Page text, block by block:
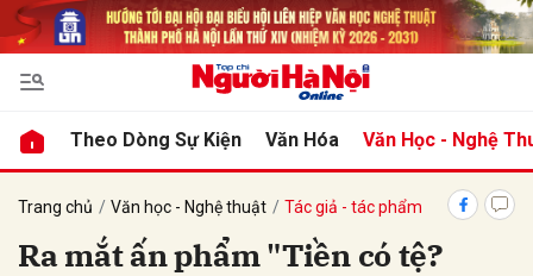
Theo Dòng Sự Kiện Văn Hóa Văn Học - Nghệ
Trang chủ Văn học - Nghệ thuật Tác giả - tác phẩm
Ra mắt ấn phẩm "Tiền có tệ?
luận